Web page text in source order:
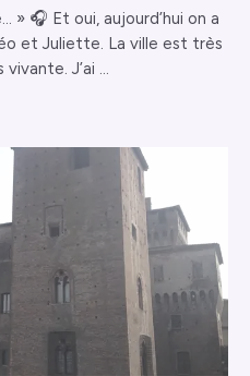
» 🎧 Et oui, aujourd’hui on a
et Juliette. La ville est très
J’ai …